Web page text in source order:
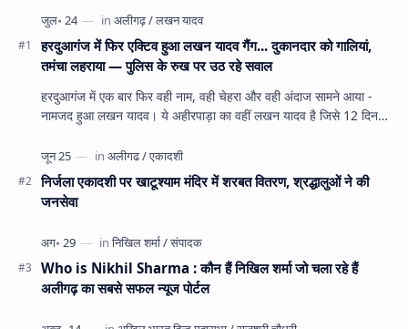
हरदुआगंज में फिर एक्टिव हुआ लखन यादव गैंग... दुकानदार को गालियां,
तमंचा लहराया — पुलिस के रुख पर उठ रहे सवाल
हरदुआगंज में एक बार फिर वही नाम, वही चेहरा और वही अंदाज सामने आया -
नामजद हुआ लखन यादव। ये अहीरपाड़ा का वहीं लखन यादव है जिसे 12 दिन
निर्जला एकादशी पर खाटूश्याम मंदिर में शरबत वितरण, श्रद्धालुओं ने की
जनसेवा
Who is Nikhil Sharma : कौन हैं निखिल शर्मा जो चला रहे हैं
अलीगढ़ का सबसे सफल न्यूज पोर्टल